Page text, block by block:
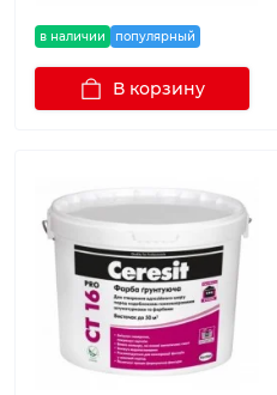
в наличии популярный
В корзину